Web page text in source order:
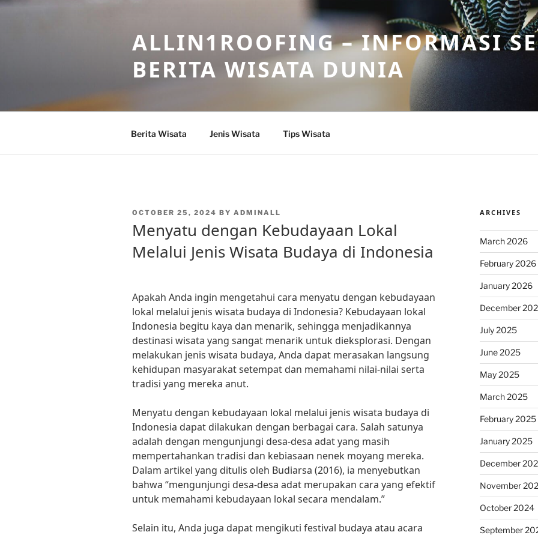
Skip
ALLIN1ROOFING – INFORMASI
BERITA WISATA DUNIA
Berita Wisata Jenis Wisata Tips Wisata
POSTED
OCTOBER 25, 2024 BY ADMINALL
Menyatu dengan Kebudayaan Lokal
Melalui Jenis Wisata Budaya di Indonesia
Apakah Anda ingin mengetahui cara menyatu dengan kebudayaan
lokal melalui jenis wisata budaya di Indonesia? Kebudayaan lokal
Indonesia begitu kaya dan menarik, sehingga menjadikannya
destinasi wisata yang sangat menarik untuk dieksplorasi. Dengan
melakukan jenis wisata budaya, Anda dapat merasakan langsung
kehidupan masyarakat setempat dan memahami nilai-nilai serta
tradisi yang mereka anut.
Menyatu dengan kebudayaan lokal melalui jenis wisata budaya di
Indonesia dapat dilakukan dengan berbagai cara. Salah satunya
adalah dengan mengunjungi desa-desa adat yang masih
mempertahankan tradisi dan kebiasaan nenek moyang mereka.
Dalam artikel yang ditulis oleh Budiarsa (2016), ia menyebutkan
bahwa “mengunjungi desa-desa adat merupakan cara yang efektif
untuk memahami kebudayaan lokal secara mendalam.”
Selain itu, Anda juga dapat mengikuti festival budaya atau acara
ARCHIVES
March 2026
February 2026
January 2026
December
July 2025
June 2025
May 2025
March 2025
February 2025
January 2025
December
November
October 2024
September